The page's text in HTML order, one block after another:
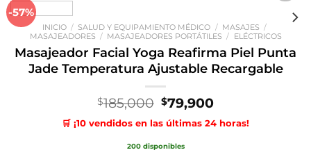
-57%
Añadir
lista de
deseos
INICIO / SALUD Y EQUIPAMIENTO MÉDICO / MASAJES /
MASAJEADORES / MASAJEADORES PORTÁTILES / ELÉCTRICOS
Masajeador Facial Yoga Reafirma Piel Punta
Jade Temperatura Ajustable Recargable
$185,000 El
precio
original
era:
$79,900El
precio
actual
🛒 ¡10 vendidos en las últimas 24 horas!
200 disponibles